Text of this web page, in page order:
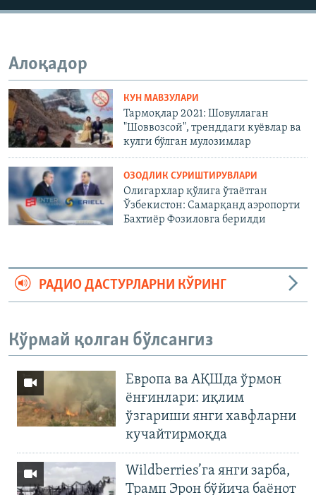
Алоқадор
КУН МАВЗУЛАРИ
Тармоқлар 2021: Шовуллаган
"Шоввозсой", тренддаги куёвлар ва
кулги бўлган мулозимлар
ОЗОДЛИК СУРИШТИРУВЛАРИ
Олигархлар қўлига ўтаëтган
Ўзбекистон: Самарқанд аэропорти
Бахтиëр Фозиловга берилди
РАДИО ДАСТУРЛАРНИ КЎРИНГ
Кўрмай қолган бўлсангиз
Европа ва АҚШда ўрмон
ёнғинлари: иқлим
ўзгариши янги хавфларни
кучайтирмоқда
Wildberries’га янги зарба,
Трамп Эрон бўйича баёнот